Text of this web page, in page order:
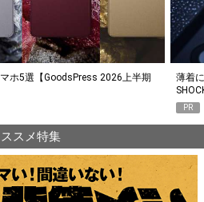
ホ5選【GoodsPress 2026上半期
薄着
PR
スメ特集